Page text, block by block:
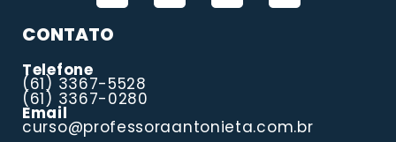
CONTATO
Telefone
(61) 3367-5528
(61) 3367-0280
Email
curso@professoraantonieta.com.br